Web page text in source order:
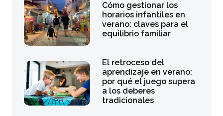
Cómo gestionar los
horarios infantiles en
verano: claves para el
equilibrio familiar
El retroceso del
aprendizaje en verano:
por qué el juego supera
a los deberes
tradicionales